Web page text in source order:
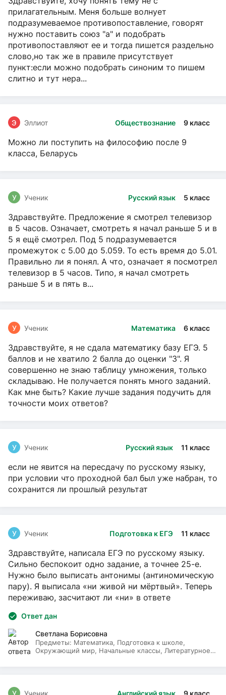
прилагательным. Меня больше волнует
подразумеваемое противопоставление, говорят
нужно поставить союз "а" и подобрать
противопоставляют ее и тогда пишется раздельно
слово,но так же в правиле присутствует
пункт:если можно подобрать синоним то пишем
слитно и тут нера...
Обществознание 9 класс
Э Эллиот
Можно ли поступить на философию после 9
класса, Беларусь
Русский язык 5 класс
У Ученик
Здравствуйте. Предложение я смотрел телевизор
в 5 часов. Означает, смотреть я начал раньше 5 и в
5 я ещё смотрел. Под 5 подразумевается
промежуток с 5.00 до 5.059. То есть время до 5.01.
Правильно ли я понял. А что, означает я посмотрел
телевизор в 5 часов. Типо, я начал смотреть
раньше 5 и в пять в...
Математика 6 класс
У Ученик
Здравствуйте, я не сдала математику базу ЕГЭ. 5
баллов и не хватило 2 балла до оценки "3". Я
совершенно не знаю таблицу умножения, только
складываю. Не получается понять много заданий.
Как мне быть? Какие лучше задания подучить для
точности моих ответов?
Русский язык 11 класс
У Ученик
если не явится на пересдачу по русскому языку,
при условии что проходной бал был уже набран, то
сохранится ли прошлый результат
Подготовка к ЕГЭ 11 класс
У Ученик
Здравствуйте, написала ЕГЭ по русскому языку.
Сильно беспокоит одно задание, а точнее 25-е.
Нужно было выписать антонимы (антиномическую
пару). Я выписала «ни живой ни мёртвый». Теперь
переживаю, засчитают ли «ни» в ответе
Ответ дан
Светлана Борисовна
Предметы: Математика, Подготовка к школе,
Окружающий мир, Начальные классы, Литературное
Английский язык 9 класс
У Ученик